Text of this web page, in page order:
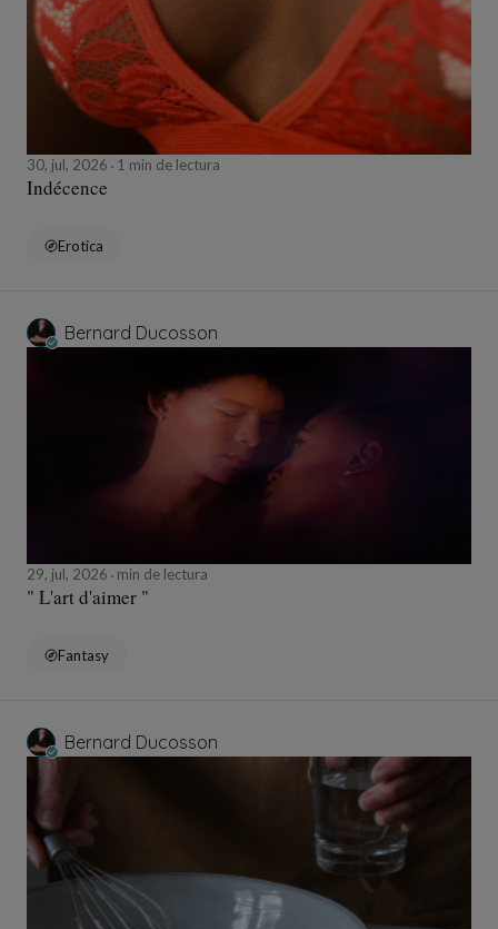
30, jul, 2026 1 min de lectura
Indécence
Erotica
Bernard Ducosson
29, jul, 2026 min de lectura
" L'art d'aimer "
Fantasy
Bernard Ducosson